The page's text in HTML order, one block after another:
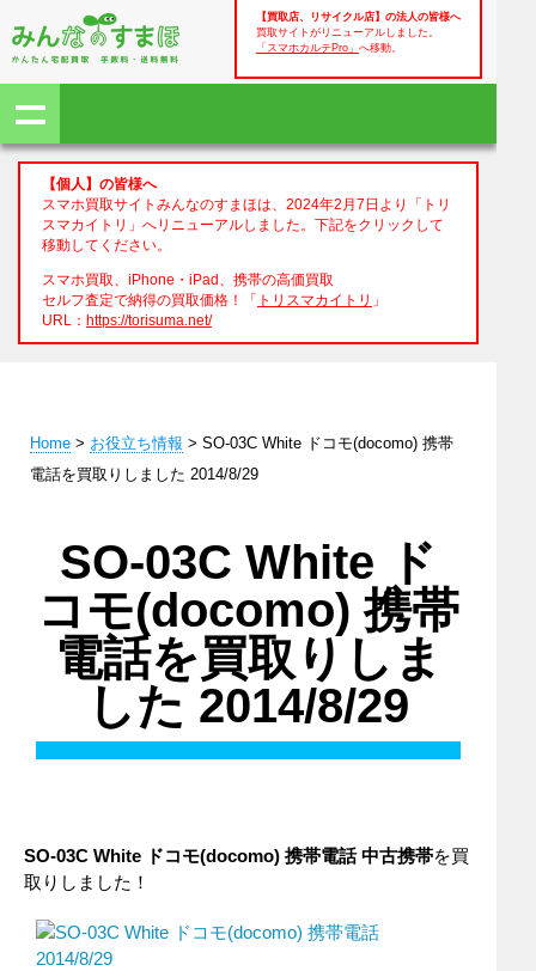
【買取店、リサイクル店】の法人の皆様へ
買取サイトがリニューアルしました。
「スマホカルテPro」 へ移動。
【個人】の皆様へ
スマホ買取サイトみんなのすまほは、2024年2月7日より「トリ
スマカイトリ」へリニューアルしました。下記をクリックして
移動してください。
スマホ買取、iPhone・iPad、携帯の高価買取
セルフ査定で納得の買取価格！「 トリスマカイトリ 」
URL： https://torisuma.net/
Home > お役立ち情報 > SO-03C White ドコモ(docomo) 携帯
電話を買取りしました 2014/8/29
SO-03C White ド
コモ(docomo) 携帯
電話を買取りしま
した 2014/8/29
SO-03C White ドコモ(docomo) 携帯電話中古携帯を買
取りしました！